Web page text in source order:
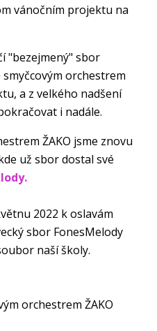
vánočním projektu na
"bezejmený" sbor
orchestrem
a z velkého nadšení
i nadále.
ŽAKO jsme znovu
už sbor dostal své
2022 k oslavám
sbor FonesMelody
naší školy.
orchestrem ŽAKO